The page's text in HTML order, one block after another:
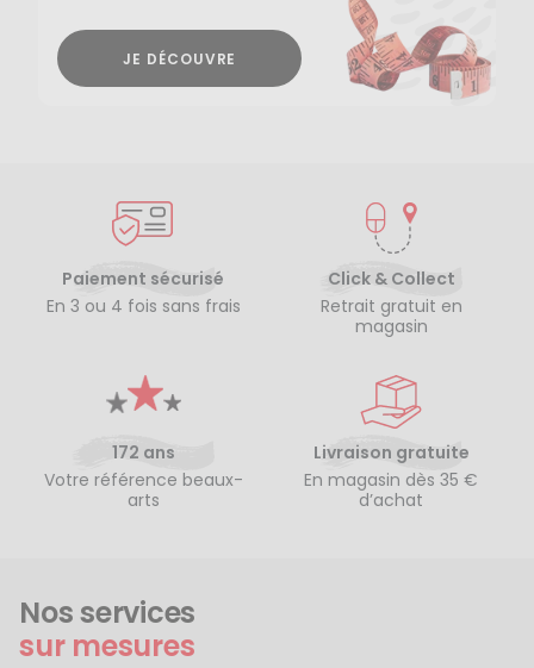
JE DÉCOUVRE
Paiement sécurisé
En 3 ou 4 fois sans frais
Click & Collect
Retrait gratuit en
magasin
172 ans
Votre référence beaux-
arts
Livraison gratuite
En magasin dès 35 €
d’achat
Nos services
sur mesures